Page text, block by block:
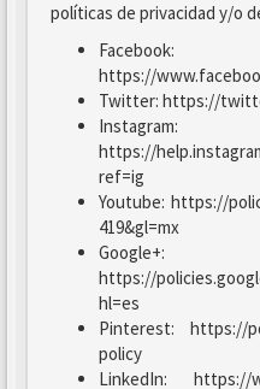
políticas de privacidad y/o
Facebook:
https://
Twitter: https://
Instagram:
https://
ref=ig
Youtube: https://
419&gl=mx
Google+:
https://
hl=es
Pinterest: https://
policy
LinkedIn: https://